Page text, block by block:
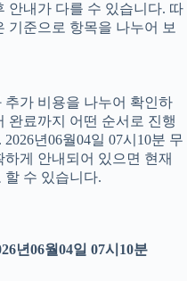
안내가 다를 수 있습니다. 따
기준으로 항목을 나누어 보
가 비용을 나누어 확인하
완료까지 어떤 순서로 진행
년06월04일 07시10분 무
게 안내되어 있으면 현재
할 수 있습니다.
년06월04일 07시10분